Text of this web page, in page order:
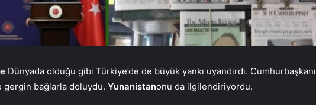
Dünyada olduğu gibi Türkiye’de de büyük yankı uyandırdı. Cumhurbaşkanı
gergin bağlarla doluydu. Yunanistanonu da ilgilendiriyordu.